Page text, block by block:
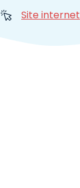
Site internet